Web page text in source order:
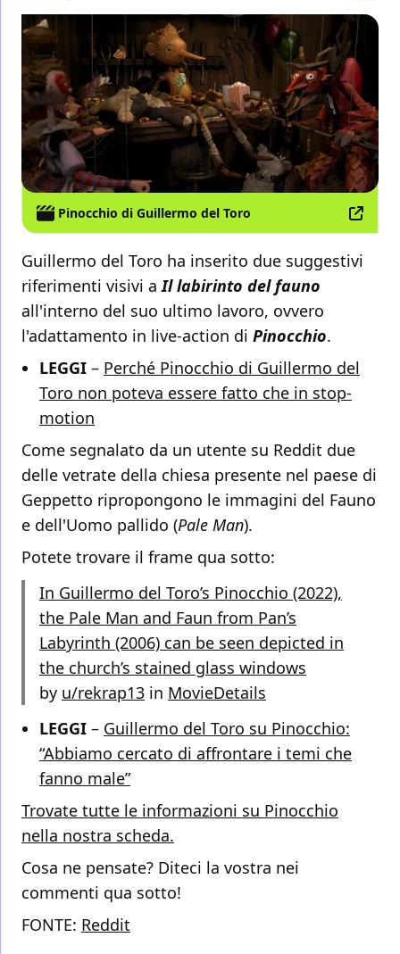
Pinocchio di Guillermo del Toro
Guillermo del Toro ha inserito due suggestivi
riferimenti visivi aIl labirinto del fauno
all'interno del suo ultimo lavoro, ovvero
l'adattamento in live-action di Pinocchio.
LEGGI – Perché Pinocchio di Guillermo del
Toro non poteva essere fatto che in stop-
motion
Come segnalato da un utente su Reddit due
delle vetrate della chiesa presente nel paese di
Geppetto ripropongono le immagini del Fauno
e dell'Uomo pallido (Pale Man).
Potete trovare il frame qua sotto:
In Guillermo del Toro’s Pinocchio (2022),
the Pale Man and Faun from Pan’s
Labyrinth (2006) can be seen depicted in
the church’s stained glass windows
by u/rekrap13 in MovieDetails
LEGGI – Guillermo del Toro su Pinocchio:
“Abbiamo cercato di affrontare i temi che
fanno male”
Trovate tutte le informazioni su Pinocchio
nella nostra scheda.
Cosa ne pensate? Diteci la vostra nei
commenti qua sotto!
FONTE: Reddit